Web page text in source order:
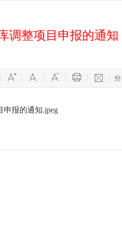
调整项目申报的通知
分